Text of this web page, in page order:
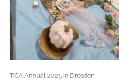
TICA Annual 2025 in Dresden